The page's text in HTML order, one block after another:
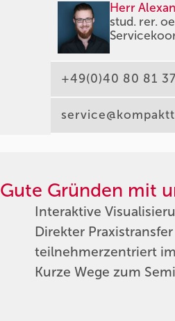
Herr
stud. rer.
+49(0)40 80 81
Gute Gründen mit
Interaktive
Direkter
teilnehmerzentriert
Kurze Wege zum